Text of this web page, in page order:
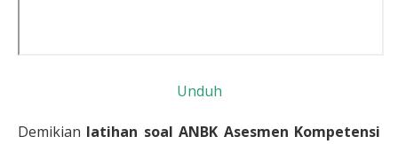
Unduh
Demikian latihan soal ANBK Asesmen Kompetensi